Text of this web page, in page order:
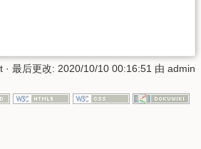
· 最后更改: 2020/10/10 00:16:51 由 admin